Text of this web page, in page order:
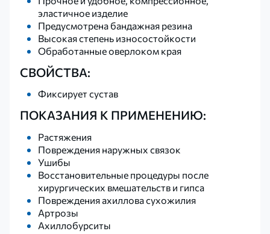
эластичное изделие
Предусмотрена бандажная резина
Высокая степень износостойкости
Обработанные оверлоком края
СВОЙСТВА:
Фиксирует сустав
ПОКАЗАНИЯ К ПРИМЕНЕНИЮ:
Растяжения
Повреждения наружных связок
Ушибы
Восстановительные процедуры после
хирургических вмешательств и гипса
Повреждения ахиллова сухожилия
Артрозы
Ахиллобурситы